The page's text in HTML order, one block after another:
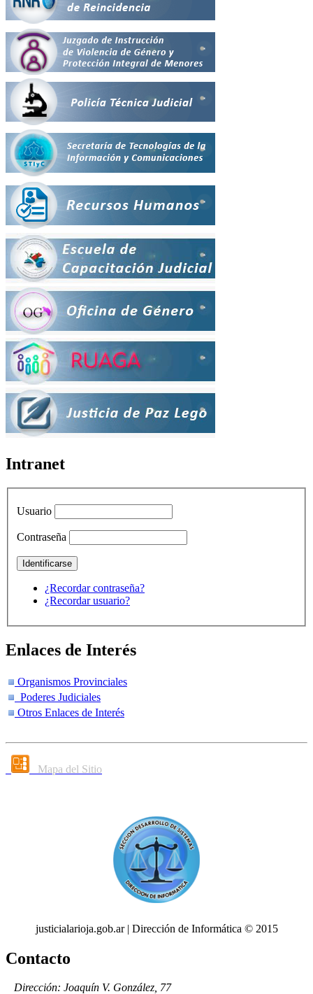
Intranet
Usuario
Contraseña
¿Recordar contraseña?
¿Recordar usuario?
Enlaces de Interés
Organismos Provinciales
Poderes Judiciales
Otros Enlaces de Interés
Mapa del Sitio
justicialarioja.gob.ar | Dirección de Informática © 2015
Contacto
Dirección: Joaquín V. González, 77